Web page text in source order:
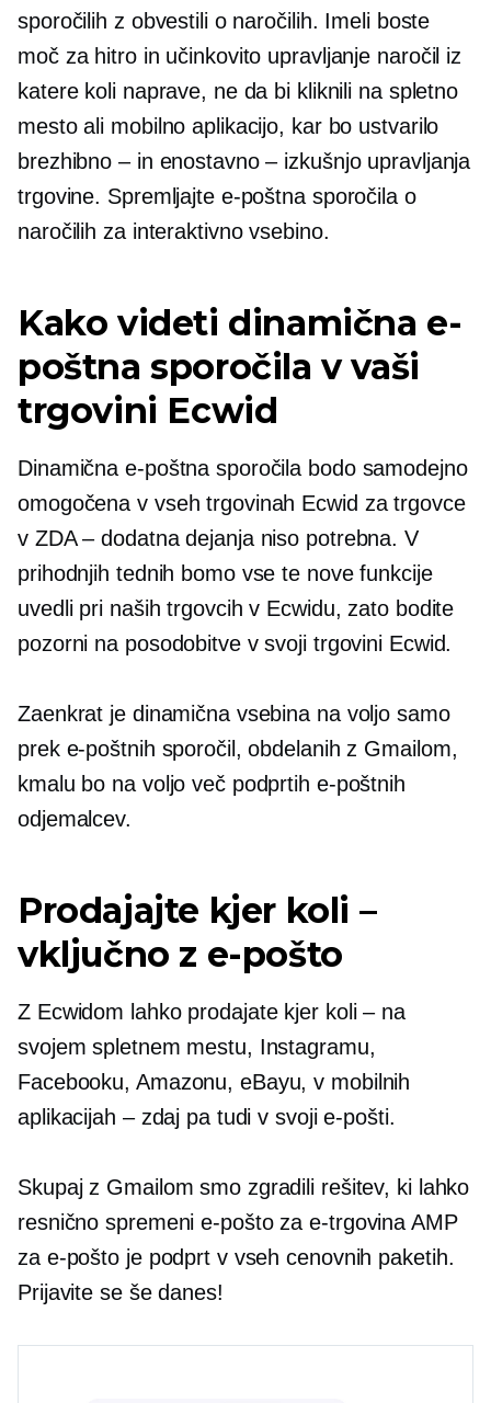
sporočilih z obvestili o naročilih. Imeli boste
moč za hitro in učinkovito upravljanje naročil iz
katere koli naprave, ne da bi kliknili na spletno
mesto ali mobilno aplikacijo, kar bo ustvarilo
brezhibno – in enostavno – izkušnjo upravljanja
trgovine. Spremljajte e-poštna sporočila o
naročilih za interaktivno vsebino.
Kako videti dinamična e-
poštna sporočila v vaši
trgovini Ecwid
Dinamična e-poštna sporočila bodo samodejno
omogočena v vseh trgovinah Ecwid za trgovce
v ZDA – dodatna dejanja niso potrebna. V
prihodnjih tednih bomo vse te nove funkcije
uvedli pri naših trgovcih v Ecwidu, zato bodite
pozorni na posodobitve v svoji trgovini Ecwid.
Zaenkrat je dinamična vsebina na voljo samo
prek e-poštnih sporočil, obdelanih z Gmailom,
kmalu bo na voljo več podprtih e-poštnih
odjemalcev.
Prodajajte kjer koli –
vključno z e-pošto
Z Ecwidom lahko prodajate kjer koli – na
svojem spletnem mestu, Instagramu,
Facebooku, Amazonu, eBayu, v mobilnih
aplikacijah – zdaj pa tudi v svoji e-pošti.
Skupaj z Gmailom smo zgradili rešitev, ki lahko
resnično spremeni e-pošto zae-trgovina AMP
za e-pošto je podprt v vseh cenovnih paketih.
Prijavite se še danes!